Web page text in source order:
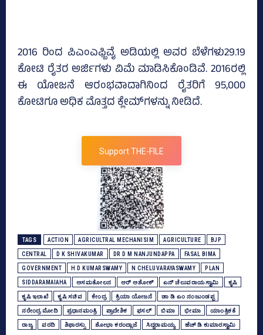
2016 ರಿಂದ ಪಿಎಂಎಫ್ಬಿವೈ ಅಡಿಯಲ್ಲಿ ಅವರ ಬೆಳೆಗಳು29.19
ಕೋಟಿ ರೈತರ ಅರ್ಜಿಗಳು ವಿಮೆ ಮಾಡಿಸಿಕೊಂಡಿವೆ. 2016ರಲ್ಲಿ
ಈ ಯೋಜನೆ ಆರಂಭವಾದಾಗಿನಿಂದ ರೈತರಿಗೆ 95,000
ಕೋಟಿಗೂ ಅಧಿಕ ಮೊತ್ತದ ಕ್ಲೇಮ್‌ಗಳನ್ನು ನೀಡಿದೆ.
Support THE-FILE
TAGS ACTION AGRICULTRAL MECHANISIM AGRICULTURE BJP
CENTRAL D K SHIVAKUMAR DR D M NANJUNDAPPA FASAL BIMA
GOVERNMENT H D KUMARSWAMY N CHELUVARAYASWAMY PLAN
SIDDARAMAIAHA ಅಸಮತೋಲನ ಆರ್‌ ಅಶೋಕ್‌ ಎನ್‌ ಚೆಲುವರಾಯಸ್ವಾಮಿ ಕೃಷಿ
ಕೃಷಿ ಇಲಾಖೆ ಕೃಷಿ ಸಚಿವ ಕೇಂದ್ರ ಕ್ರಿಯಾ ಯೋಜನೆ ಡಾ ಡಿ ಎಂ ನಂಜುಂಡಪ್ಪ
ನರೇಂದ್ರ ಮೋದಿ ಪ್ರಧಾನಮಂತ್ರಿ ಪ್ರಾದೇಶಿಕ ಫಸಲ್‌ ಬಿಮಾ ಭೀಮಾ ಯಾಂತ್ರಿಕತೆ
ರಾಜ್ಯ ವರದಿ ಶಿಫಾರಸ್ಸು ಶೋಭಾ ಕರಂದ್ಲಾಜೆ ಸಿದ್ದರಾಮಯ್ಯ ಹೆಚ್‌ ಡಿ ಕುಮಾರಸ್ವಾಮಿ